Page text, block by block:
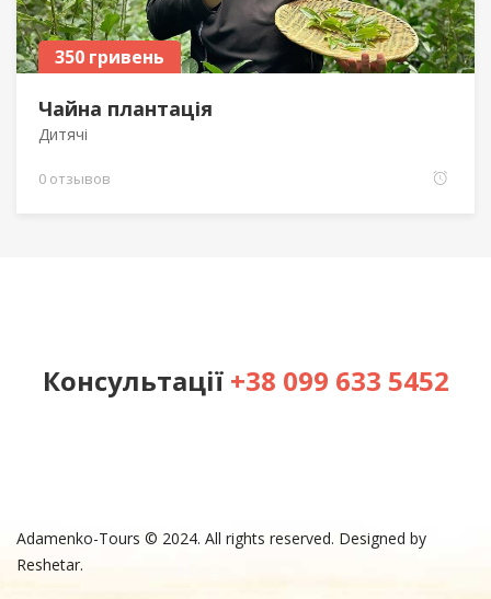
350 гривень
Чайна плантація
Дитячі
0 отзывов
Консультації +38 099 633 5452
Adamenko-Tours © 2024. All rights reserved. Designed by
Reshetar.